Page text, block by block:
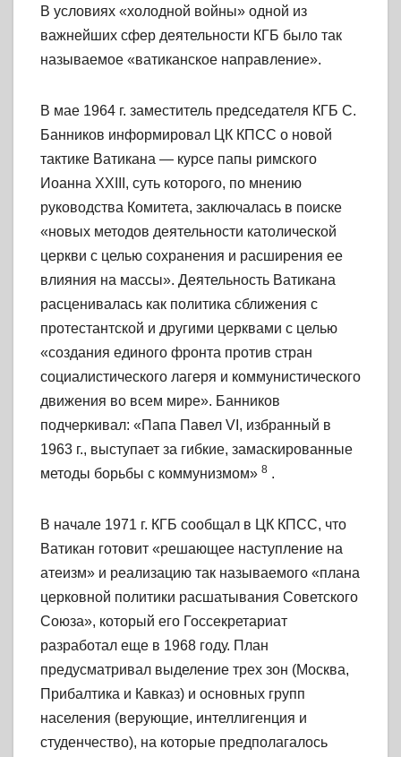
В условиях «холодной войны» одной из
важнейших сфер деятельности КГБ было так
называемое «ватиканское направление».
В мае 1964 г. заместитель председателя КГБ С.
Банников информировал ЦК КПСС о новой
тактике Ватикана — курсе папы римского
Иоанна XXIII, суть которого, по мнению
руководства Комитета, заключалась в поиске
«новых методов деятельности католической
церкви с целью сохранения и расширения ее
влияния на массы». Деятельность Ватикана
расценивалась как политика сближения с
протестантской и другими церквами с целью
«создания единого фронта против стран
социалистического лагеря и коммунистического
движения во всем мире». Банников
подчеркивал: «Папа Павел VI, избранный в
1963 г., выступает за гибкие, замаскированные
методы борьбы с коммунизмом» 8 .
В начале 1971 г. КГБ сообщал в ЦК КПСС, что
Ватикан готовит «решающее наступление на
атеизм» и реализацию так называемого «плана
церковной политики расшатывания Советского
Союза», который его Госсекретариат
разработал еще в 1968 году. План
предусматривал выделение трех зон (Москва,
Прибалтика и Кавказ) и основных групп
населения (верующие, интеллигенция и
студенчество), на которые предполагалось